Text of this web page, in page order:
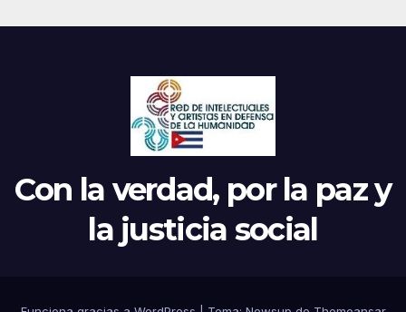
Con la verdad, por la paz y
la justicia social